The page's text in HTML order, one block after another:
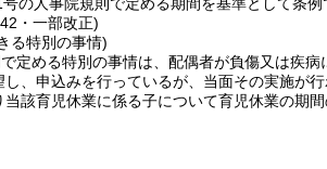
・一部改正)
る特別の事情)
定める特別の事情は、配偶者が負傷又は疾
、申込みを行っているが、当面その実施が
該育児休業に係る子について育児休業の期